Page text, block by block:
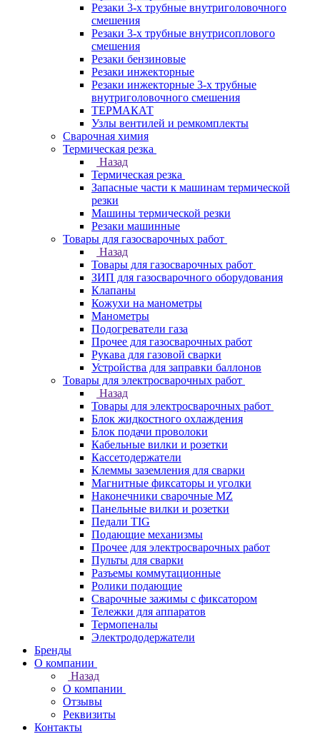
Резаки 3-х трубные внутриголовочного
смешения
Резаки 3-х трубные внутрисоплового
смешения
Резаки бензиновые
Резаки инжекторные
Резаки инжекторные 3-х трубные
внутриголовочного смешения
ТЕРМАКАТ
Узлы вентилей и ремкомплекты
Сварочная химия
Термическая резка
Назад
Термическая резка
Запасные части к машинам термической
резки
Машины термической резки
Резаки машинные
Товары для газосварочных работ
Назад
Товары для газосварочных работ
ЗИП для газосварочного оборудования
Клапаны
Кожухи на манометры
Манометры
Подогреватели газа
Прочее для газосварочных работ
Рукава для газовой сварки
Устройства для заправки баллонов
Товары для электросварочных работ
Назад
Товары для электросварочных работ
Блок жидкостного охлаждения
Блок подачи проволоки
Кабельные вилки и розетки
Кассетодержатели
Клеммы заземления для сварки
Магнитные фиксаторы и уголки
Наконечники сварочные MZ
Панельные вилки и розетки
Педали TIG
Подающие механизмы
Прочее для электросварочных работ
Пульты для сварки
Разъемы коммутационные
Ролики подающие
Сварочные зажимы с фиксатором
Тележки для аппаратов
Термопеналы
Электрододержатели
Бренды
О компании
Назад
О компании
Отзывы
Реквизиты
Контакты